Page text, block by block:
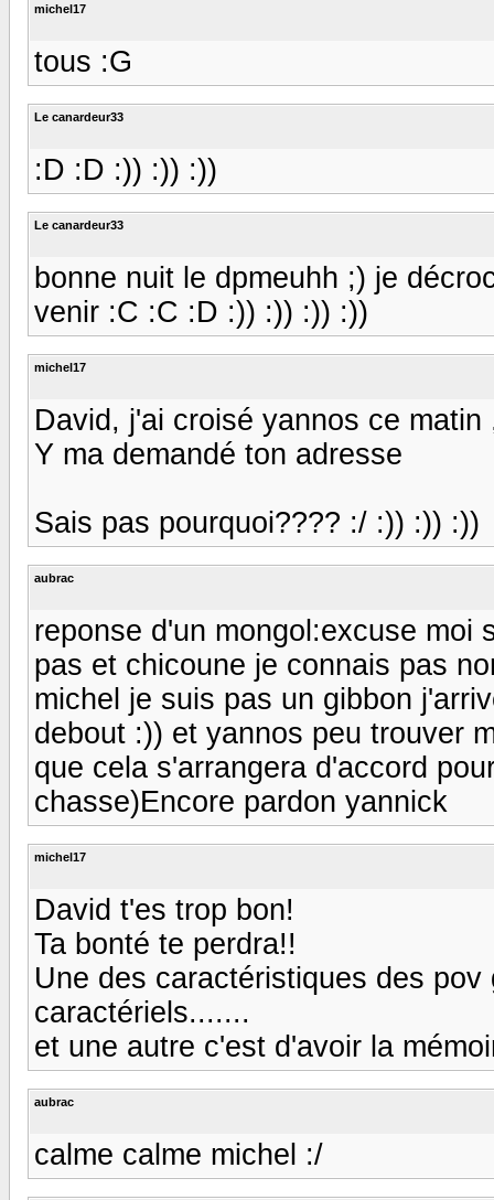
michel17
tous :G
Le canardeur33
:D :D :)) :)) :))
Le canardeur33
bonne nuit le dpmeuhh ;) je
venir :C :C :D :)) :)) :)) :))
michel17
David, j'ai croisé yannos ce matin
Y ma demandé ton adresse
Sais pas pourquoi???? :/ :)) :)) :))
aubrac
reponse d'un mongol:excuse moi
pas et chicoune je connais pas
michel je suis pas un gibbon
debout :)) et yannos peu trouver
que cela s'arrangera d'accord
chasse)Encore pardon yannick
michel17
David t'es trop bon!
Ta bonté te perdra!!
Une des caractéristiques des
caractériels.......
et une autre c'est d'avoir la
aubrac
calme calme michel :/